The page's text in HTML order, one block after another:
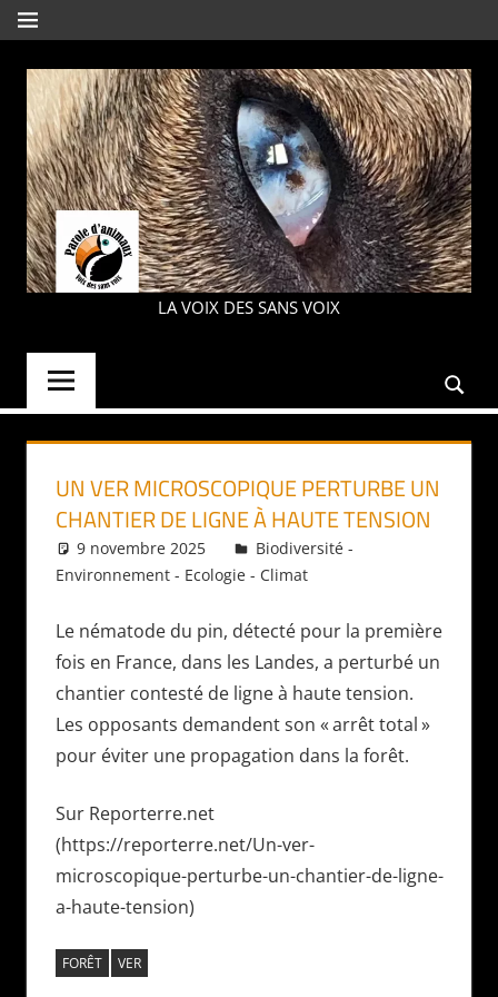
Aller
au
contenu
MENU
PAROLE
LA VOIX DES SANS VOIX
UN VER MICROSCOPIQUE PERTURBE UN
CHANTIER DE LIGNE À HAUTE TENSION
9 novembre 2025 Daniel
Biodiversité -
Environnement - Ecologie - Climat
Le nématode du pin, détecté pour la première
fois en France, dans les Landes, a perturbé un
chantier contesté de ligne à haute tension.
Les opposants demandent son «arrêt total»
pour éviter une propagation dans la forêt.
Sur Reporterre.net
(https://reporterre.net/Un-ver-
microscopique-perturbe-un-chantier-de-ligne-
a-haute-tension)
FORÊT VER